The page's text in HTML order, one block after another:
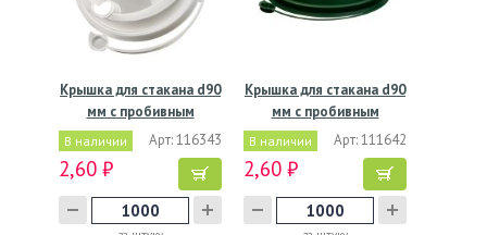
Крышка для стакана d90
мм с пробивным
слотом…
В наличии Арт: 116343
2,60 ₽
Крышка для стакана d90
мм с пробивным
слотом…
В наличии Арт: 111642
2,60 ₽